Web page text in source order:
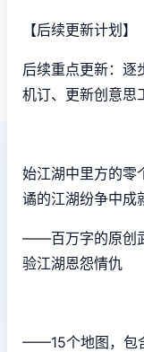
【后续更新计划】
后续重点更新：逐
机订、更新创意思
始江湖中里方的零
谲的江湖纷争中成
——百万字的原创
验江湖恩怨情仇
——15个地图，包